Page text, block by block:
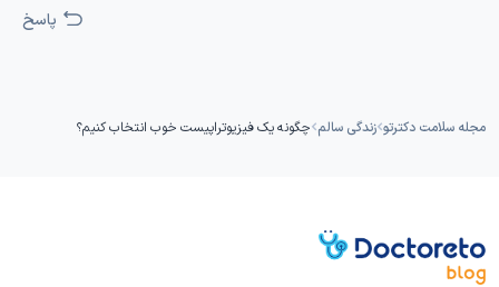
پاسخ
مجله سلامت دکترتو زندگی سالم چگونه یک فیزیوتراپیست خوب انتخاب کنیم؟